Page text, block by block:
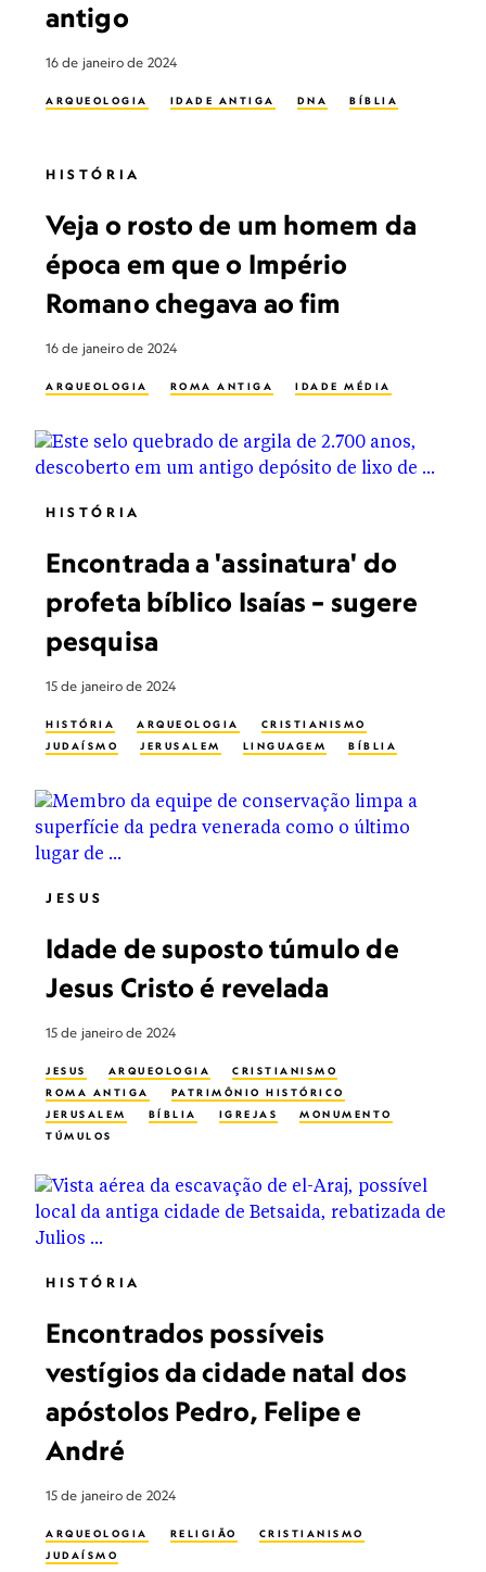
antigo
16 de janeiro de 2024
ARQUEOLOGIA IDADE ANTIGA DNA BÍBLIA
HISTÓRIA
Veja o rosto de um homem da
época em que o Império
Romano chegava ao fim
16 de janeiro de 2024
ARQUEOLOGIA ROMA ANTIGA IDADE MÉDIA
HISTÓRIA
Encontrada a 'assinatura' do
profeta bíblico Isaías – sugere
pesquisa
15 de janeiro de 2024
HISTÓRIA ARQUEOLOGIA
CRISTIANISMO
JUDAÍSMO
JERUSALEM LINGUAGEM BÍBLIA
JESUS
Idade de suposto túmulo de
Jesus Cristo é revelada
15 de janeiro de 2024
JESUS ARQUEOLOGIA
CRISTIANISMO
ROMA ANTIGA
PATRIMÔNIO HISTÓRICO
JERUSALEM
BÍBLIA IGREJAS
MONUMENTO
TÚMULOS
HISTÓRIA
Encontrados possíveis
vestígios da cidade natal dos
apóstolos Pedro, Felipe e
André
15 de janeiro de 2024
ARQUEOLOGIA RELIGIÃO
CRISTIANISMO
JUDAÍSMO